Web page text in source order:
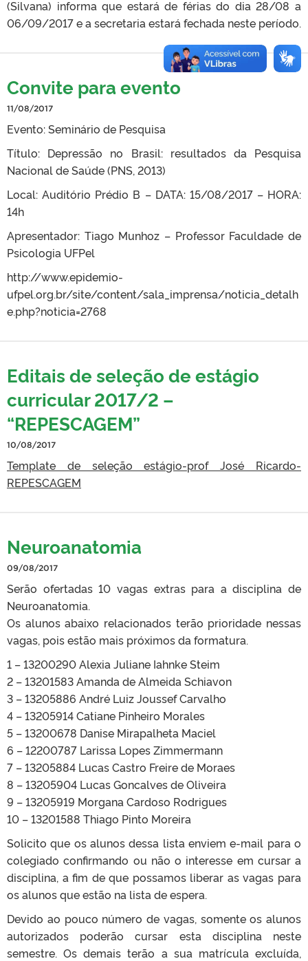
(Silvana) informa que estará de férias do dia 28/08 a
06/09/2017 e a secretaria estará fechada neste período.
Convite para evento
11/08/2017
Evento: Seminário de Pesquisa
Título: Depressão no Brasil: resultados da Pesquisa
Nacional de Saúde (PNS, 2013)
Local: Auditório Prédio B – DATA: 15/08/2017 – HORA:
14h
Apresentador: Tiago Munhoz – Professor Faculdade de
Psicologia UFPel
http://www.epidemio-
ufpel.org.br/site/content/sala_imprensa/noticia_detalh
e.php?noticia=2768
Editais de seleção de estágio
curricular 2017/2 –
“REPESCAGEM”
10/08/2017
Template de seleção estágio-prof José Ricardo-
REPESCAGEM
Neuroanatomia
09/08/2017
Serão ofertadas 10 vagas extras para a disciplina de
Neuroanatomia.
Os alunos abaixo relacionados terão prioridade nessas
vagas, pois estão mais próximos da formatura.
1 – 13200290 Alexia Juliane Iahnke Steim
2 – 13201583 Amanda de Almeida Schiavon
3 – 13205886 André Luiz Joussef Carvalho
4 – 13205914 Catiane Pinheiro Morales
5 – 13200678 Danise Mirapalheta Maciel
6 – 12200787 Larissa Lopes Zimmermann
7 – 13205884 Lucas Castro Freire de Moraes
8 – 13205904 Lucas Goncalves de Oliveira
9 – 13205919 Morgana Cardoso Rodrigues
10 – 13201588 Thiago Pinto Moreira
Solicito que os alunos dessa lista enviem e-mail para o
colegiado confirmando ou não o interesse em cursar a
disciplina, a fim de que possamos liberar as vagas para
os alunos que estão na lista de espera.
Devido ao pouco número de vagas, somente os alunos
autorizados poderão cursar esta disciplina neste
semestre. Os demais terão a sua matrícula excluída,